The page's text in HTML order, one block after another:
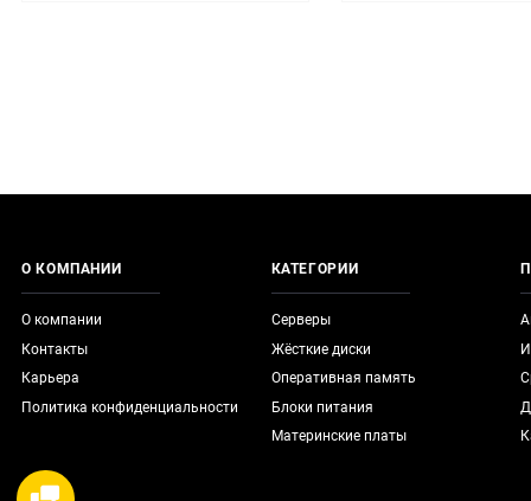
О КОМПАНИИ
О компании
Контакты
Карьера
Политика конфиденциальности
КАТЕГОРИИ
Серверы
Жёсткие диски
Оперативная память
Блоки питания
Материнские платы